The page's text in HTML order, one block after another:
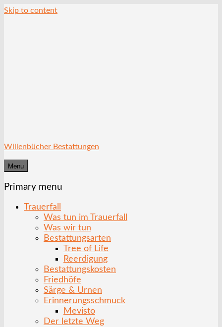
Skip to content
Willenbücher Bestattungen
Menu
Primary menu
Trauerfall
Was tun im Trauerfall
Was wir tun
Bestattungsarten
Tree of Life
Reerdigung
Bestattungskosten
Friedhöfe
Särge & Urnen
Erinnerungsschmuck
Mevisto
Der letzte Weg